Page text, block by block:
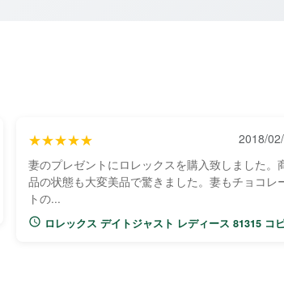
★★★★★
2018/
妻のプレゼントにロレックスを購入致しました。
品の状態も大変美品で驚きました。妻もチョコレ
トの...
ロレックス デイトジャスト レディース 81315 コ